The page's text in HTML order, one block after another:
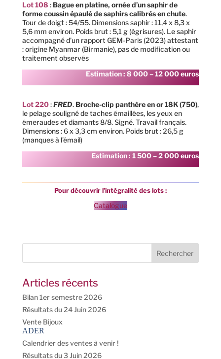
Lot 108 : Bague en platine, ornée d’un saphir de
forme coussin épaulé de saphirs calibrés en chute.
Tour de doigt : 54/55. Dimensions saphir : 11,4 x 8,3 x
5,6 mm environ. Poids brut : 5,1 g (égrisures). Le saphir
accompagné d’un rapport GEM-Paris (2023) attestant
: origine Myanmar (Birmanie), pas de modification ou
traitement observés
Estimation : 8 000 – 12 000 euros
Lot 220:FRED. Broche-clip panthère en or 18K (750),
le pelage souligné de taches émaillées, les yeux en
émeraudes et diamants 8/8. Signé. Travail français.
Dimensions : 6 x 3,3 cm environ. Poids brut : 26,5 g
(manques à l’émail)
Estimation : 1 500 – 2 000 euros
Pour découvrir l’intégralité des lots :
Catalogue
Articles récents
Bilan 1er semestre 2026
Résultats du 24 Juin 2026
Vente Bijoux
ADER
Calendrier des ventes à venir !
Résultats du 3 Juin 2026